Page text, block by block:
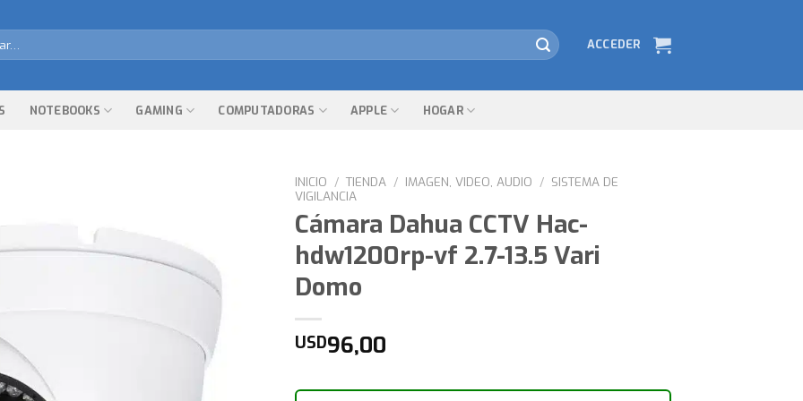
ACCEDER
NOTEBOOKS GAMING COMPUTADORAS APPLE HOGAR
INICIO / TIENDA / IMAGEN, VIDEO, AUDIO / SISTEMA DE
VIGILANCIA
Cámara Dahua CCTV Hac-
hdw1200rp-vf 2.7-13.5 Vari
Domo
USD96,00